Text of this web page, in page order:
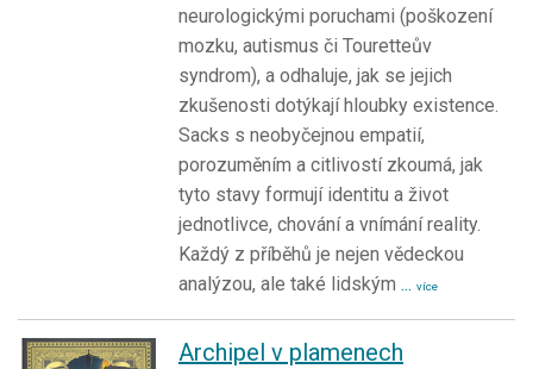
neurologickými poruchami (poškození
mozku, autismus či Touretteův
syndrom), a odhaluje, jak se jejich
zkušenosti dotýkají hloubky existence.
Sacks s neobyčejnou empatií,
porozuměním a citlivostí zkoumá, jak
tyto stavy formují identitu a život
jednotlivce, chování a vnímání reality.
Každý z příběhů je nejen vědeckou
analýzou, ale také lidským ... více
Archipel v plamenech